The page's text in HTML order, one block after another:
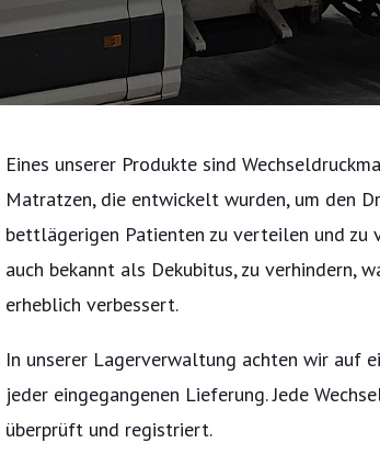
Eines unserer Produkte sind
Matratzen, die entwickelt wurden, um den
bettlägerigen Patienten zu verteilen und zu
auch bekannt als Dekubitus, zu verhindern,
erheblich verbessert.
In unserer Lagerverwaltung achten wir auf
jeder eingegangenen Lieferung. Jede
überprüft und registriert.